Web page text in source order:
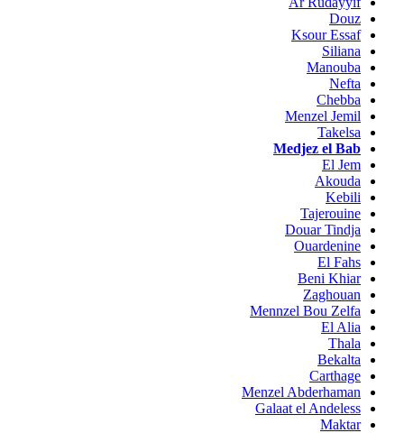
Douz
Ksour Essaf
Siliana
Manouba
Nefta
Chebba
Menzel Jemil
Takelsa
Medjez el Bab
El Jem
Akouda
Kebili
Tajerouine
Douar Tindja
Ouardenine
El Fahs
Beni Khiar
Zaghouan
Mennzel Bou Zelfa
El Alia
Thala
Bekalta
Carthage
Menzel Abderhaman
Galaat el Andeless
Maktar